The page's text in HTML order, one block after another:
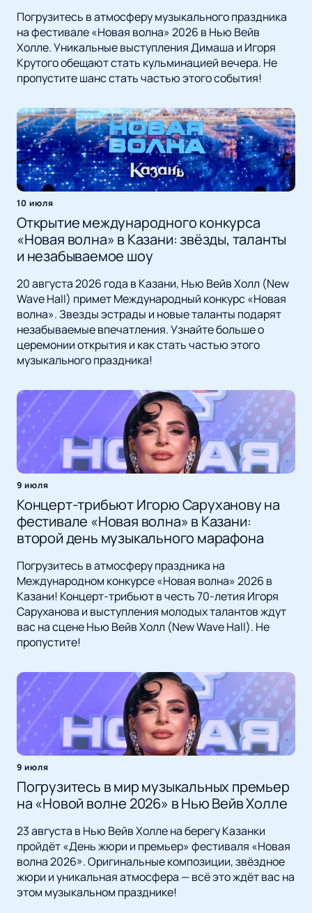
Погрузитесь в атмосферу музыкального праздника
на фестивале «Новая волна» 2026 в Нью Вейв
Холле. Уникальные выступления Димаша и Игоря
Крутого обещают стать кульминацией вечера. Не
пропустите шанс стать частью этого события!
10 июля
Открытие международного конкурса
«Новая волна» в Казани: звёзды, таланты
и незабываемое шоу
20 августа 2026 года в Казани, Нью Вейв Холл (New
Wave Hall) примет Международный конкурс «Новая
волна». Звезды эстрады и новые таланты подарят
незабываемые впечатления. Узнайте больше о
церемонии открытия и как стать частью этого
музыкального праздника!
9 июля
Концерт-трибьют Игорю Саруханову на
фестивале «Новая волна» в Казани:
второй день музыкального марафона
Погрузитесь в атмосферу праздника на
Международном конкурсе «Новая волна» 2026 в
Казани! Концерт-трибьют в честь 70-летия Игоря
Саруханова и выступления молодых талантов ждут
вас на сцене Нью Вейв Холл (New Wave Hall). Не
пропустите!
9 июля
Погрузитесь в мир музыкальных премьер
на «Новой волне 2026» в Нью Вейв Холле
23 августа в Нью Вейв Холле на берегу Казанки
пройдёт «День жюри и премьер» фестиваля «Новая
волна 2026». Оригинальные композиции, звёздное
жюри и уникальная атмосфера — всё это ждёт вас на
этом музыкальном празднике!